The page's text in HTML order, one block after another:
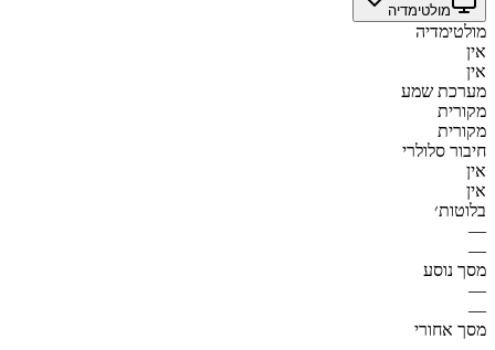
מולטימדיה
מולטימדיה
אין
אין
מערכת שמע
מקורית
מקורית
חיבור סלולרי
אין
אין
בלוטות׳
—
—
מסך נוסע
—
—
מסך אחורי